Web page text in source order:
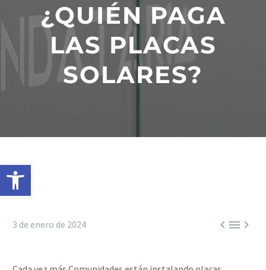
Abrir barra de herramientas
¿QUIÉN PAGA
LAS PLACAS
SOLARES?

3 de enero de 2024